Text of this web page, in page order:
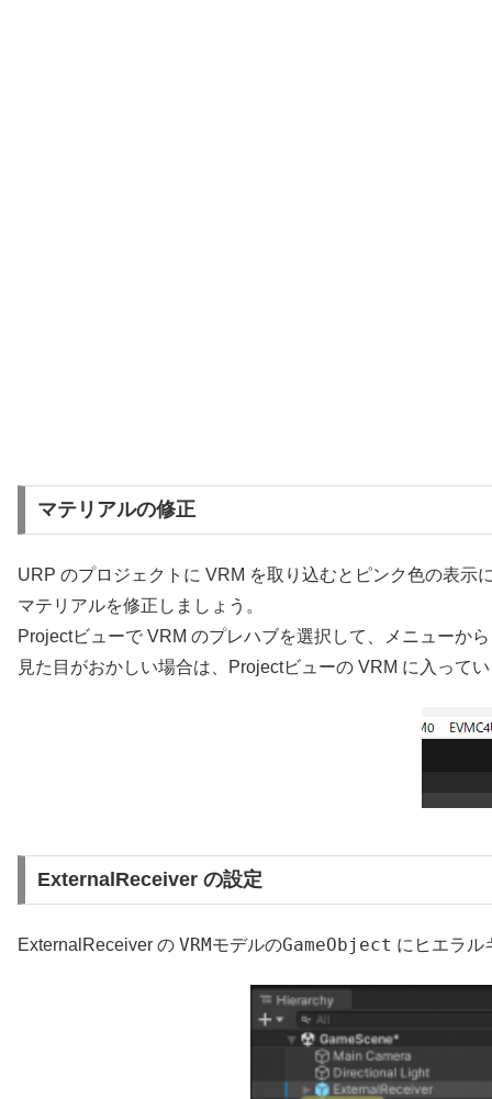
マテリアルの修正
URP のプロジェクトに VRM を取り込むとピンク色の表示
マテリアルを修正しましょう。
Projectビューで VRM のプレハブを選択して、メニューか
見た目がおかしい場合は、Projectビューの VRM に入って
ExternalReceiver の設定
ExternalReceiver の VRMモデルのGameObject にヒエラル